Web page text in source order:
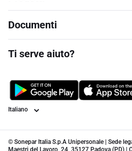
Documenti
Ti serve aiuto?
Lingua
© Sonepar Italia S.p.A Unipersonale | Sede
Maestri del Lavoro, 24, 35127 Padova (PD) |